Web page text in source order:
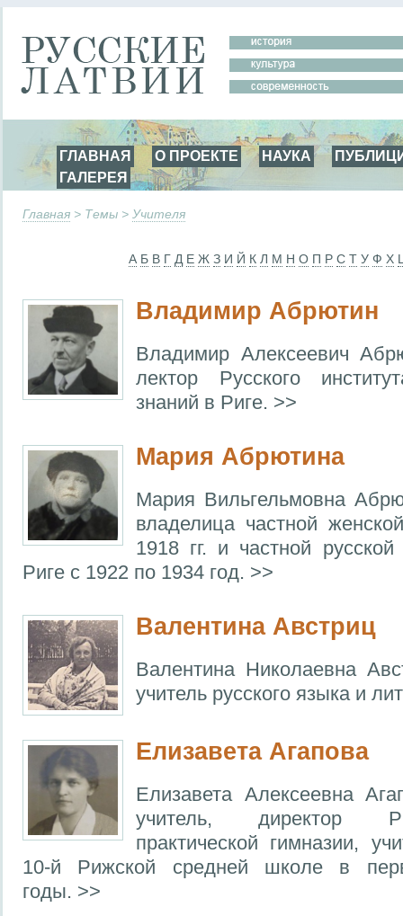
ГЛАВНАЯ О ПРОЕКТЕ НАУКА
ГАЛЕРЕЯ
Главная > Темы > Учителя
А Б В Г Д Е Ж З И Й К Л М Н О П Р С Т У Ф Х
Владимир Абрютин
Владимир Алексеевич
лектор Русского
знаний в Риге. >>
Мария Абрютина
Мария Вильгельмовна
владелица частной
1918 гг. и частной
Риге с 1922 по 1934 год. >>
Валентина Австриц
Валентина Николаевна
учитель русского языка и
Елизавета Агапова
Елизавета Алексеевна
учитель, директор
практической гимназии,
10-й Рижской средней школе в
годы. >>